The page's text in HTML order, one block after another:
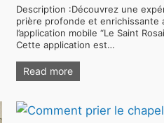
Description :Découvrez une
prière profonde et enrichissante
l’application mobile “Le Saint
Cette application est…
Read more